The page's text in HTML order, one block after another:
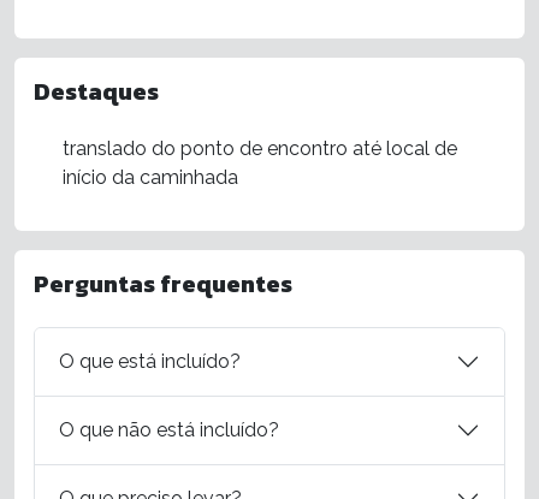
Destaques
translado do ponto de encontro até local de
início da caminhada
Perguntas frequentes
O que está incluído?
O que não está incluído?